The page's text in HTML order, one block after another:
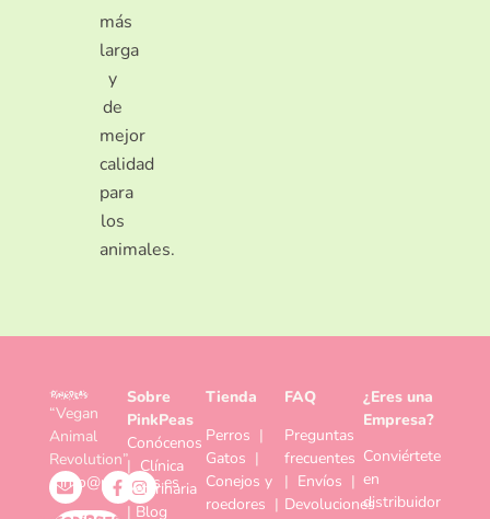
más
larga
y
de
mejor
calidad
para
los
animales.
“Vegan
Animal
Revolution”
info@pinkpeas.es
Sobre
PinkPeas
Conócenos
| Clínica
veterinaria
| Blog
Tienda
Perros |
Gatos |
Conejos y
roedores |
FAQ
Preguntas
frecuentes
| Envíos |
Devoluciones
¿Eres una
Empresa?
Conviértete
en
distribuidor